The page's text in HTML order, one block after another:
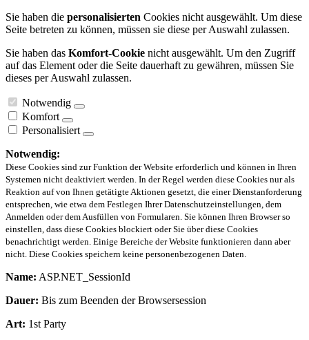
Sie haben die personalisierten Cookies nicht ausgewählt. Um diese
Seite betreten zu können, müssen sie diese per Auswahl zulassen.
Sie haben das Komfort-Cookie nicht ausgewählt. Um den Zugriff
auf das Element oder die Seite dauerhaft zu gewähren, müssen Sie
dieses per Auswahl zulassen.
Notwendig
Komfort
Personalisiert
Notwendig:
Diese Cookies sind zur Funktion der Website erforderlich und können in Ihren
Systemen nicht deaktiviert werden. In der Regel werden diese Cookies nur als
Reaktion auf von Ihnen getätigte Aktionen gesetzt, die einer Dienstanforderung
entsprechen, wie etwa dem Festlegen Ihrer Datenschutzeinstellungen, dem
Anmelden oder dem Ausfüllen von Formularen. Sie können Ihren Browser so
einstellen, dass diese Cookies blockiert oder Sie über diese Cookies
benachrichtigt werden. Einige Bereiche der Website funktionieren dann aber
nicht. Diese Cookies speichern keine personenbezogenen Daten.
Name: ASP.NET_SessionId
Dauer: Bis zum Beenden der Browsersession
Art: 1st Party